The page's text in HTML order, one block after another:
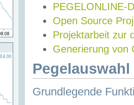
PEGELONLINE-
Open Source
Projektarbeit zur
Generierung von
Grundlegende